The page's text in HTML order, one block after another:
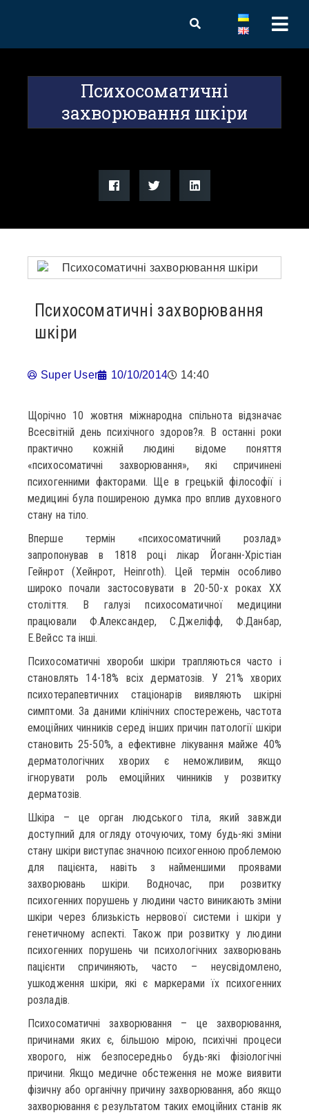
Психосоматичні
захворювання шкіри
Психосоматичні захворювання
шкіри
Super User 10/10/2014 14:40
Щорічно 10 жовтня міжнародна спільнота відзначає
Всесвітній день психічного здоров?я. В останні роки
практично кожній людині відоме поняття
«психосоматичні захворювання», які спричинені
психогенними факторами. Ще в грецькій філософії і
медицині була поширеною думка про вплив духовного
стану на тіло.
Вперше термін «психосоматичний розлад»
запропонував в 1818 році лікар Йоганн-Хрістіан
Гейнрот (Хейнрот, Heinroth). Цей термін особливо
широко почали застосовувати в 20-50-х роках XX
століття. В галузі психосоматичної медицини
працювали Ф.Александер, С.Джеліфф, Ф.Данбар,
Е.Вейсс та інші.
Психосоматичні хвороби шкіри трапляються часто і
становлять 14-18% всіх дерматозів. У 21% хворих
психотерапевтичних стаціонарів виявляють шкірні
симптоми. За даними клінічних спостережень, частота
емоційних чин­ників серед інших причин патології шкіри
становить 25-50%, а ефективне лікування майже 40%
дерматологічних хворих є неможливим, якщо
ігнорувати роль емоційних чинників у розвитку
дерматозів.
Шкіра – це орган людського тіла, який завжди
доступний для огляду оточуючих, тому будь-які зміни
стану шкіри виступає значною психогенною проблемою
для пацієнта, навіть з найменшими проявами
захворювань шкіри. Водночас, при розвитку
психогенних порушень у людини часто виникають зміни
шкіри через близькість нервової системи і шкіри у
генетичному аспекті. Також при розвитку у людини
психогенних порушень чи психологічних захворювань
пацієнти спричиняють, часто – неусвідомлено,
ушкодження шкіри, які є маркерами їх психогенних
розладів.
Психосоматичні захворювання – це захворювання,
причинами яких є, більшою мірою, психічні процеси
хворого, ніж безпосередньо будь-які фізіологічні
причини. Якщо медичне обстеження не може виявити
фізичну або органічну причину захворювання, або якщо
захворювання є результатом таких емоційних станів як